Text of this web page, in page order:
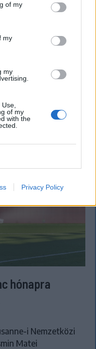
of my
my
my
of my
with the
Privacy Policy
hónapra
i Nemzetközi
Matei